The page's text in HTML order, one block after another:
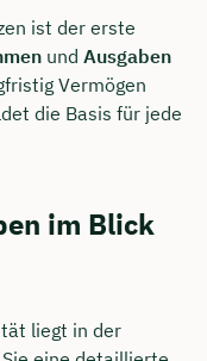
ist der erste
und Ausgaben
Vermögen
die Basis für jede
im Blick
liegt in der